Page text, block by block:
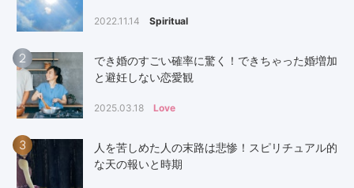
2022.11.14 Spiritual
2
でき婚のすごい確率に驚く！できちゃった婚増加
と避妊しない恋愛観
2025.03.18 Love
3
人を苦しめた人の末路は悲惨！スピリチュアル的
な天の報いと時期